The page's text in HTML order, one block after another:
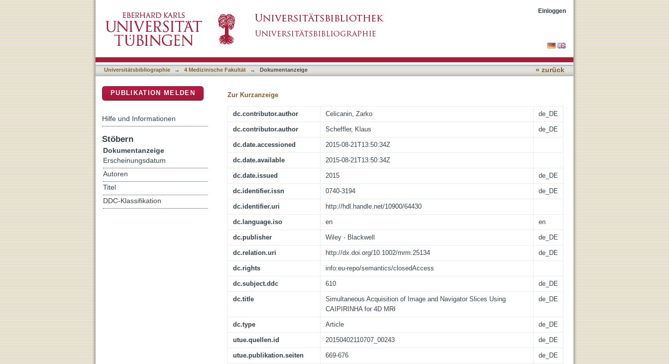
Einloggen
Universitätsbibliographie → 4 Medizinische Fakultät → Dokumentanzeige « zurück
Zur Kurzanzeige
dc.contributor.author Celicanin, Zarko de_DE
dc.contributor.author Scheffler, Klaus de_DE
dc.date.accessioned 2015-08-21T13:50:34Z
dc.date.available 2015-08-21T13:50:34Z
dc.date.issued 2015 de_DE
dc.identifier.issn 0740-3194 de_DE
dc.identifier.uri http://hdl.handle.net/10900/64430
dc.language.iso en en
dc.publisher Wiley - Blackwell de_DE
dc.relation.uri http://dx.doi.org/10.1002/mrm.25134 de_DE
dc.rights info:eu-repo/semantics/closedAccess
dc.subject.ddc 610 de_DE
dc.title
Simultaneous Acquisition of Image and Navigator Slices Using
CAIPIRINHA for 4D MRI
de_DE
dc.type Article de_DE
utue.quellen.id 20150402110707_00243 de_DE
utue.publikation.seiten 669-676 de_DE
PUBLIKATION MELDEN
Hilfe und Informationen
Stöbern
Dokumentanzeige
Erscheinungsdatum
Autoren
Titel
DDC-Klassifikation